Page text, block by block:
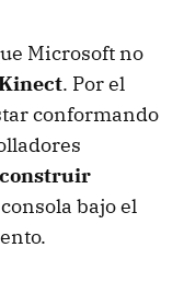
Microsoft no
. Por el
conformando
construir
bajo el